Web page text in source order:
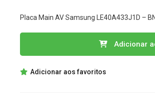
Placa Main AV Samsung LE40A433J1D –
02117L
Adicionar
Adicionar aos favoritos